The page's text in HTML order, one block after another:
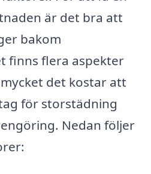
är det bra att
bakom
finns flera aspekter
det kostar att
för storstädning
Nedan följer